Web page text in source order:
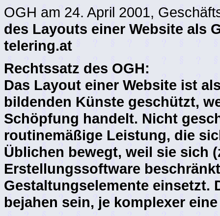
OGH am 24. April 2001,
des Layouts einer Website als
telering.at
Rechtssatz des OGH:
Das Layout einer Website ist
bildenden Künste geschützt,
Schöpfung handelt. Nicht
routinemäßige Leistung, die
Üblichen bewegt, weil sie sich
Erstellungssoftware
Gestaltungselemente einsetzt.
bejahen sein, je komplexer